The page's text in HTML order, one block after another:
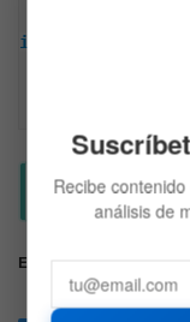
encontrada en
intención, esta no
de inversión y
Recuerda
Etiquetas:
Recibe
análisis de